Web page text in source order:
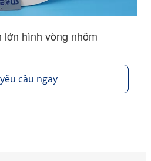
lớn hình vòng nhôm
cầu ngay